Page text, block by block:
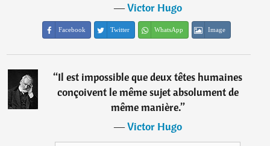
―Victor Hugo
Facebook Twitter WhatsApp Image
“Il est impossible que deux têtes humaines
conçoivent le même sujet absolument de
même manière.”
―Victor Hugo